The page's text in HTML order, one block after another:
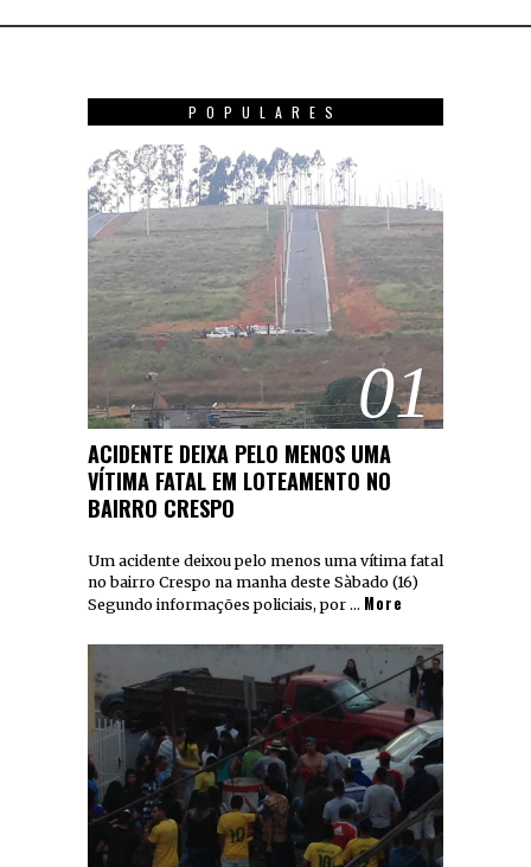
POPULARES
01
ACIDENTE DEIXA PELO MENOS UMA
VÍTIMA FATAL EM LOTEAMENTO NO
BAIRRO CRESPO
Um acidente deixou pelo menos uma vítima fatal
no bairro Crespo na manha deste Sàbado (16)
Segundo informações policiais, por … More